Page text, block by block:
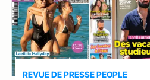
REVUE DE PRESSE PEOPLE